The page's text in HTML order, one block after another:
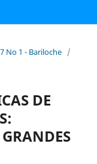
No 1 - Bariloche /
DE